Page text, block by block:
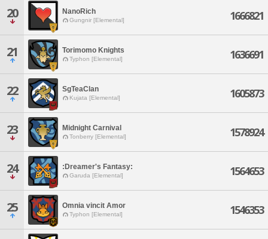
20 NanoRich
Gungnir [Elemental] 1666821
21 Torimomo Knights
Typhon [Elemental] 1636691
22 SgTeaClan
Kujata [Elemental] 1605873
23 Midnight Carnival
Tonberry [Elemental] 1578924
24 :Dreamer's Fantasy:
Garuda [Elemental] 1564653
25 Omnia vincit Amor
Typhon [Elemental] 1546353